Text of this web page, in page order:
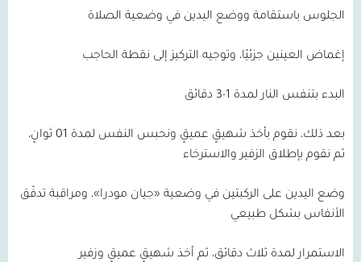
الجلوس باستقامة ووضع اليدين في وضعية الصلاة
إغماض العينين جزئيًا، وتوجيه التركيز إلى نقطة الحاجب
البدء بتنفس النار لمدة 1-3 دقائق
بعد ذلك، نقوم بأخذ شهيقٍ عميقٍ ونحبس النفس لمدة 01 ثوانٍ،
ثم نقوم بإطلاق الزفير والاسترخاء
وضع اليدين على الركبتين في وضعية «جيان مودرا»، ومراقبة تدفّق
الأنفاس بشكل طبيعي
الاستمرار لمدة ثلاث دقائق، ثم أخذ شهيقٍ عميقٍ وزفير